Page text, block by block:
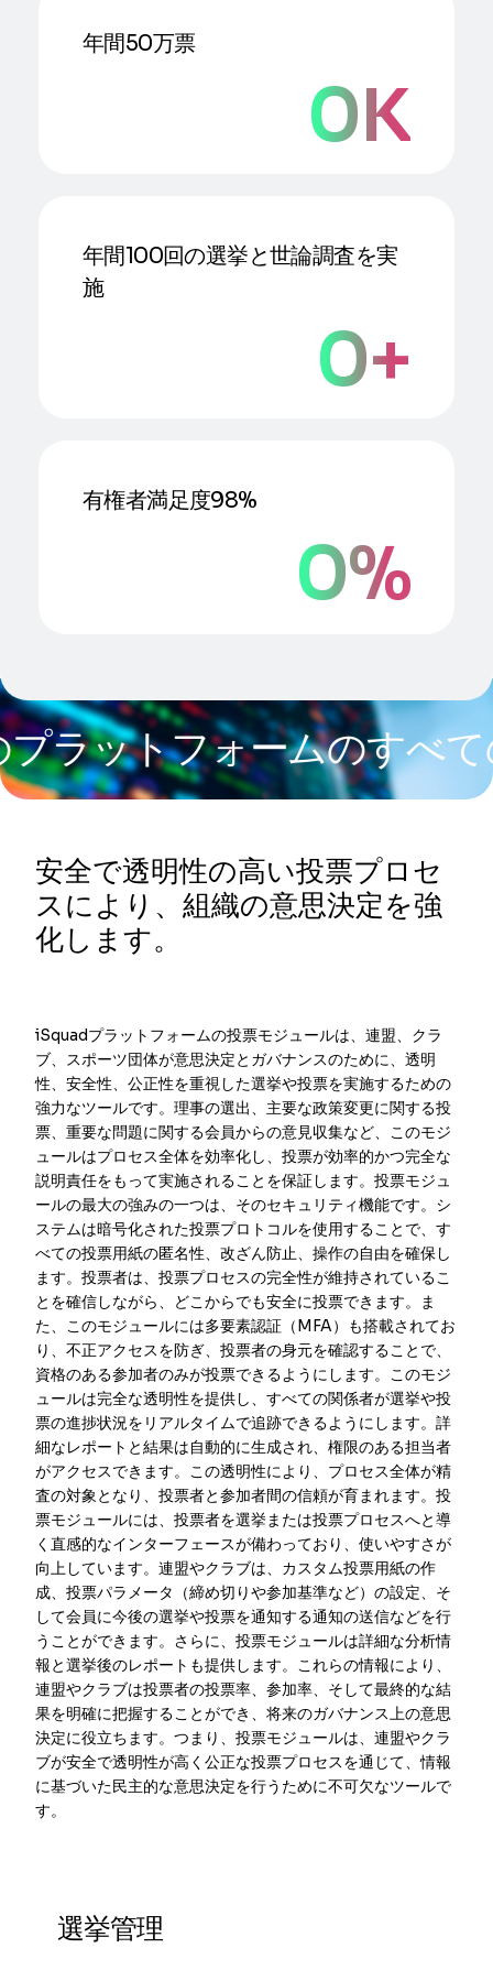
年間50万票
0K
年間100回の選挙と世論調査を実
施
0+
有権者満足度98%
0%
ォームのすべての機能
安全で透明性の高い投票プロセ
スにより、組織の意思決定を強
化します。
iSquadプラットフォームの投票モジュールは、連盟、クラ
ブ、スポーツ団体が意思決定とガバナンスのために、透明
性、安全性、公正性を重視した選挙や投票を実施するための
強力なツールです。理事の選出、主要な政策変更に関する投
票、重要な問題に関する会員からの意見収集など、このモジ
ュールはプロセス全体を効率化し、投票が効率的かつ完全な
説明責任をもって実施されることを保証します。投票モジュ
ールの最大の強みの一つは、そのセキュリティ機能です。シ
ステムは暗号化された投票プロトコルを使用することで、す
べての投票用紙の匿名性、改ざん防止、操作の自由を確保し
ます。投票者は、投票プロセスの完全性が維持されているこ
とを確信しながら、どこからでも安全に投票できます。ま
た、このモジュールには多要素認証（MFA）も搭載されてお
り、不正アクセスを防ぎ、投票者の身元を確認することで、
資格のある参加者のみが投票できるようにします。このモジ
ュールは完全な透明性を提供し、すべての関係者が選挙や投
票の進捗状況をリアルタイムで追跡できるようにします。詳
細なレポートと結果は自動的に生成され、権限のある担当者
がアクセスできます。この透明性により、プロセス全体が精
査の対象となり、投票者と参加者間の信頼が育まれます。投
票モジュールには、投票者を選挙または投票プロセスへと導
く直感的なインターフェースが備わっており、使いやすさが
向上しています。連盟やクラブは、カスタム投票用紙の作
成、投票パラメータ（締め切りや参加基準など）の設定、そ
して会員に今後の選挙や投票を通知する通知の送信などを行
うことができます。さらに、投票モジュールは詳細な分析情
報と選挙後のレポートも提供します。これらの情報により、
連盟やクラブは投票者の投票率、参加率、そして最終的な結
果を明確に把握することができ、将来のガバナンス上の意思
決定に役立ちます。つまり、投票モジュールは、連盟やクラ
ブが安全で透明性が高く公正な投票プロセスを通じて、情報
に基づいた民主的な意思決定を行うために不可欠なツールで
す。
選挙管理